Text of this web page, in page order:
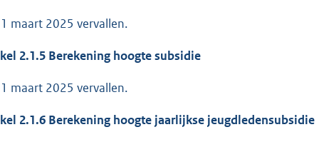
maart 2025 vervallen.
2.1.5 Berekening hoogte subsidie
maart 2025 vervallen.
2.1.6 Berekening hoogte jaarlijkse jeugdledensubsidie